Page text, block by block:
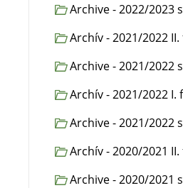
Archive - 2022/2023
Archív - 2021/2022 II.
Archive - 2021/2022
Archív - 2021/2022 I.
Archive - 2021/2022
Archív - 2020/2021 II.
Archive - 2020/2021